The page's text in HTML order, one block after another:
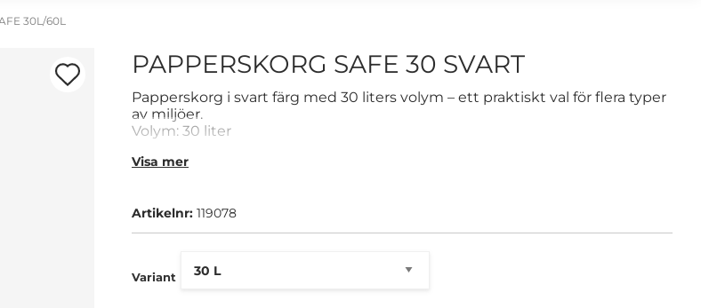
30L/60L
PAPPERSKORG SAFE 30 SVART
Papperskorg i svart färg med 30 liters volym – ett praktiskt val för flera typer
av miljöer.
Volym: 30 liter
Visa mer
Artikelnr: 119078
Variant
Välj hur du vill handla:
Privatperson